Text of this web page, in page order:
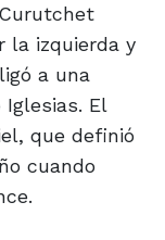
la izquierda y
a una
El
que definió
cuando